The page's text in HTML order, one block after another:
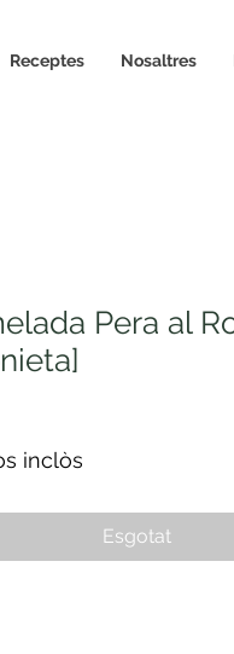
Receptes Nosaltres
Pera al
inclòs
Esgotat